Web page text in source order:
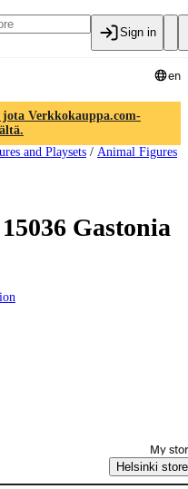
Sign in
en
jota Verkkokauppa.com-
and Playsets / Animal Figures
Gastonia
1
2
My
Helsinki store